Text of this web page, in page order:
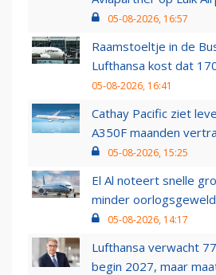
05-08-2026, 16:57
Raamstoeltje in de
Lufthansa kost dat
05-08-2026, 16:41
Cathay Pacific ziet
A350F maanden
05-08-2026, 15:25
El Al noteert snelle
minder oorlogsgeweld
05-08-2026, 14:17
Lufthansa verwacht
begin 2027, maar